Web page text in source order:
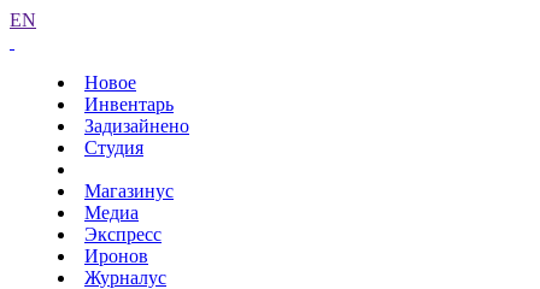
EN
Новое
Инвентарь
Задизайнено
Студия
Магазинус
Медиа
Экспресс
Иронов
Журналус